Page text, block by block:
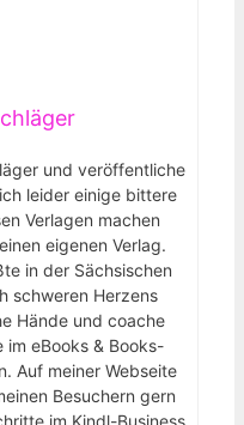
und veröffentliche
leider einige bittere
Verlagen machen
eigenen Verlag.
in der Sächsischen
schweren Herzens
Hände und coache
im eBooks & Books-
Auf meiner Webseite
Besuchern gern